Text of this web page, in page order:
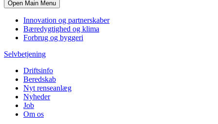
Open Main Menu
Innovation og partnerskaber
Bæredygtighed og klima
Forbrug og byggeri
Selvbetjening
Driftsinfo
Beredskab
Nyt renseanlæg
Nyheder
Job
Om os